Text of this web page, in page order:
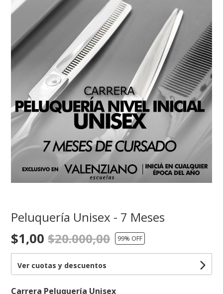
Peluquería Unisex - 7 Meses
$1,00$20.000,00 99% OFF
Ver cuotas y descuentos
Carrera Peluquería Unisex